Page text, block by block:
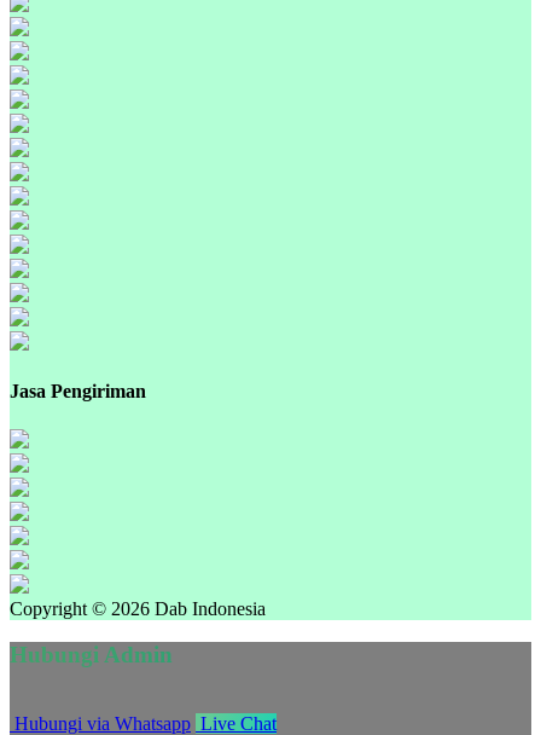
Jasa Pengiriman
Copyright © 2026 Dab Indonesia
Hubungi Admin
Hubungi via Whatsapp Live Chat